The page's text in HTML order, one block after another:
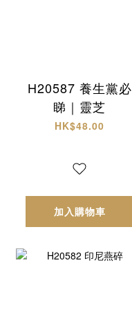
H20587 養生黨必
睇｜靈芝
HK$48.00
加入購物車